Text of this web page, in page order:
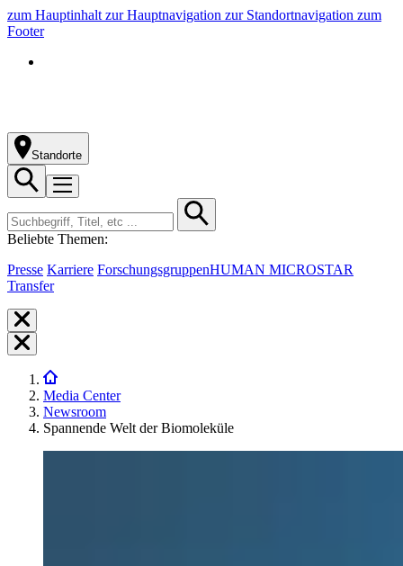
zum Hauptinhalt zur Hauptnavigation zur Standortnavigation zum
Footer
Standorte
Beliebte Themen:
Presse Karriere ForschungsgruppenHUMAN MICROSTAR
Transfer
Media Center
Newsroom
Spannende Welt der Biomoleküle